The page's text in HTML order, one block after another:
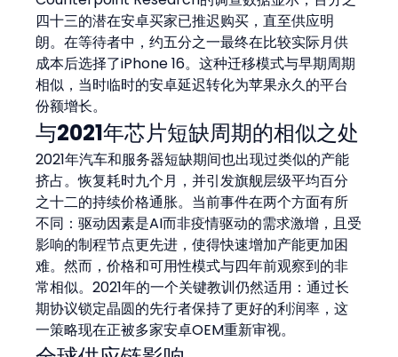
四十三的潜在安卓买家已推迟购买，直至供应明
朗。在等待者中，约五分之一最终在比较实际月供
成本后选择了iPhone 16。这种迁移模式与早期周期
相似，当时临时的安卓延迟转化为苹果永久的平台
份额增长。
与2021年芯片短缺周期的相似之处
2021年汽车和服务器短缺期间也出现过类似的产能
挤占。恢复耗时九个月，并引发旗舰层级平均百分
之十二的持续价格通胀。当前事件在两个方面有所
不同：驱动因素是AI而非疫情驱动的需求激增，且受
影响的制程节点更先进，使得快速增加产能更加困
难。然而，价格和可用性模式与四年前观察到的非
常相似。2021年的一个关键教训仍然适用：通过长
期协议锁定晶圆的先行者保持了更好的利润率，这
一策略现在正被多家安卓OEM重新审视。